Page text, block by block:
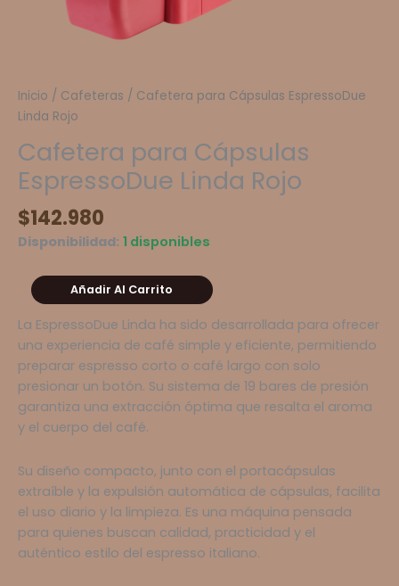
Inicio / Cafeteras / Cafetera para Cápsulas EspressoDue
Linda Rojo
Cafetera para Cápsulas
EspressoDue Linda Rojo
$142.980
Disponibilidad: 1 disponibles
Cafetera
para
Cápsulas
EspressoDue
Linda
Rojo
cantidad
Añadir Al Carrito
La EspressoDue Linda ha sido desarrollada para ofrecer
una experiencia de café simple y eficiente, permitiendo
preparar espresso corto o café largo con solo
presionar un botón. Su sistema de 19 bares de presión
garantiza una extracción óptima que resalta el aroma
y el cuerpo del café.
Su diseño compacto, junto con el portacápsulas
extraíble y la expulsión automática de cápsulas, facilita
el uso diario y la limpieza. Es una máquina pensada
para quienes buscan calidad, practicidad y el
auténtico estilo del espresso italiano.